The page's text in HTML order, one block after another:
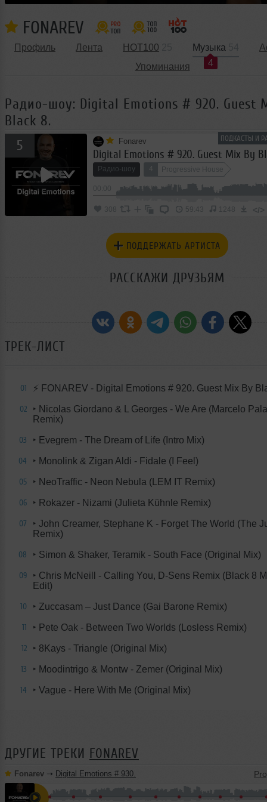
FONAREV
Профиль Лента HOT100
Музыка
4
Упоминания
Радио-шоу: Digital Emotions # 920. Guest
Black 8.
ПОДКАСТЫ И
5 Fonarev
Digital Emotions # 920. Guest Mix By
Радио-шоу Progressive House
308 59:43 1248 </>
ПОДДЕРЖАТЬ АРТИСТА
РАССКАЖИ ДРУЗЬЯМ
ТРЕК-ЛИСТ
01 ⚡️ FONAREV - Digital Emotions # 920. Guest Mix By
02
‣ Nicolas Giordano & L Georges - We Are (Marcelo
Remix)
03 ‣ Evegrem - The Dream of Life (Intro Mix)
04 ‣ Monolink & Zigan Aldi - Fidale (I Feel)
05 ‣ NeoTraffic - Neon Nebula (LEM IT Remix)
06 ‣ Rokazer - Nizami (Julieta Kühnle Remix)
07
‣ John Creamer, Stephane K - Forget The World (The
Remix)
08 ‣ Simon & Shaker, Teramik - South Face (Original Mix)
09
‣ Chris McNeill - Calling You, D-Sens Remix (Black 8
Edit)
10 ‣ Zuccasam – Just Dance (Gai Barone Remix)
11 ‣ Pete Oak - Between Two Worlds (Losless Remix)
12 ‣ 8Kays - Triangle (Original Mix)
13 ‣ Moodintrigo & Montw - Zemer (Original Mix)
14 ‣ Vague - Here With Me (Original Mix)
ДРУГИЕ ТРЕКИ FONAREV
Fonarev ➝ Digital Emotions # 930.